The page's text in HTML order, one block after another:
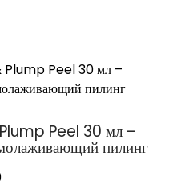
Peel 30 мл –
пилинг